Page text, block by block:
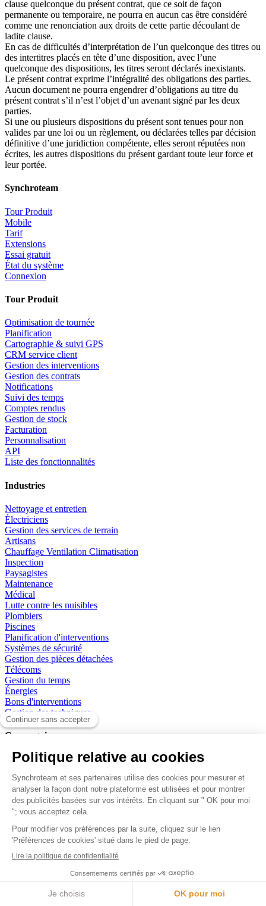
clause quelconque du présent contrat, que ce soit de façon
permanente ou temporaire, ne pourra en aucun cas être considéré
comme une renonciation aux droits de cette partie découlant de
ladite clause.
En cas de difficultés d’interprétation de l’un quelconque des titres ou
des intertitres placés en tête d’une disposition, avec l’une
quelconque des dispositions, les titres seront déclarés inexistants.
Le présent contrat exprime l’intégralité des obligations des parties.
Aucun document ne pourra engendrer d’obligations au titre du
présent contrat s’il n’est l’objet d’un avenant signé par les deux
parties.
Si une ou plusieurs dispositions du présent sont tenues pour non
valides par une loi ou un règlement, ou déclarées telles par décision
définitive d’une juridiction compétente, elles seront réputées non
écrites, les autres dispositions du présent gardant toute leur force et
leur portée.
Synchroteam
Tour Produit
Mobile
Tarif
Extensions
Essai gratuit
État du système
Connexion
Tour Produit
Optimisation de tournée
Planification
Cartographie & suivi GPS
CRM service client
Gestion des interventions
Gestion des contrats
Notifications
Suivi des temps
Comptes rendus
Gestion de stock
Facturation
Personnalisation
API
Liste des fonctionnalités
Industries
Nettoyage et entretien
Électriciens
Gestion des services de terrain
Artisans
Chauffage Ventilation Climatisation
Inspection
Paysagistes
Maintenance
Médical
Lutte contre les nuisibles
Plombiers
Piscines
Planification d'interventions
Systèmes de sécurité
Gestion des pièces détachées
Télécoms
Gestion du temps
Énergies
Bons d'interventions
Gestion des techniques
Compagnie
À notre sujet
Contact
Blog
FR EN
EUROPE+33 1 41 09 94 80
+1-855-809-6200
© Synchroteam 2026